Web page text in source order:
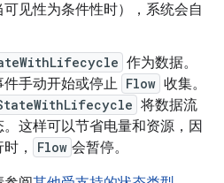
见性为条件性时），系统会自
作为数据。
手动开始或停止 Flow 收集。
将数据流
这样可以节省电量和资源，因
，
Flow 会暂停。